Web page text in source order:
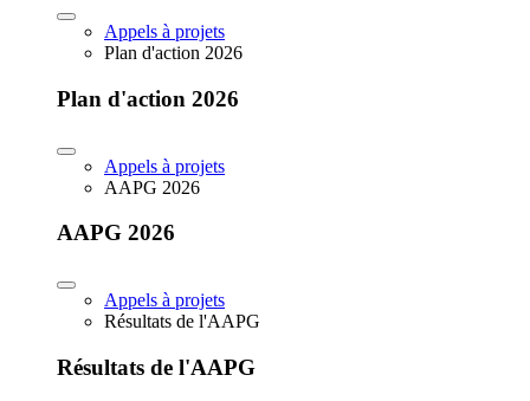
Appels à projets
Plan d'action 2026
Plan d'action 2026
Appels à projets
AAPG 2026
AAPG 2026
Appels à projets
Résultats de l'AAPG
Résultats de l'AAPG